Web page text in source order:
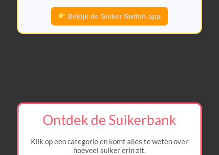
Bekijk de Suiker Switch app
Ontdek de Suikerbank
Klik op een categorie en komt alles te weten over
hoeveel suiker erin zit.